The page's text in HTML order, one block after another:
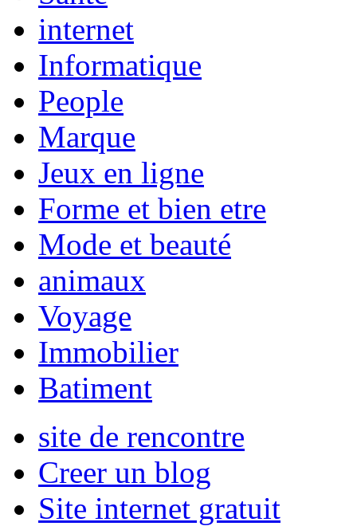
internet
Informatique
People
Marque
Jeux en ligne
Forme et bien etre
Mode et beauté
animaux
Voyage
Immobilier
Batiment
site de rencontre
Creer un blog
Site internet gratuit